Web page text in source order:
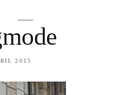
2015